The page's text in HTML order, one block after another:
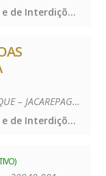
Registro Civil das Pessoas Naturais e de Interdições e Tutelas, Registro Civil das Pessoas Naturais e de Interdições e Tutelas, Registro Civil das Pessoas Naturais e de Interdições e Tutelas
AV. GEREMÁRIO DANTAS, Nº 142 – TANQUE – JACAREPAGUÁ – 22735-015
Registro Civil das Pessoas Naturais e de Interdições e Tutelas, Registro Civil das Pessoas Naturais e de Interdições e Tutelas, Registro Civil das Pessoas Naturais e de Interdições e Tutelas